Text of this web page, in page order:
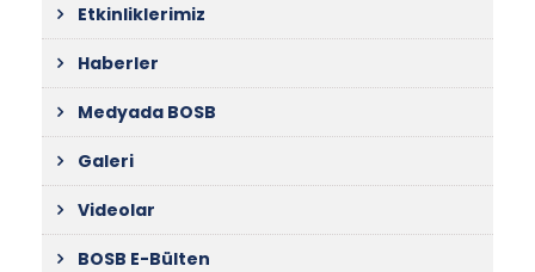
Etkinliklerimiz
Haberler
Medyada BOSB
Galeri
Videolar
BOSB E-Bülten